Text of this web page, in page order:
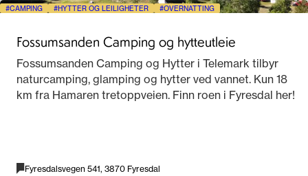
CAMPING HYTTER OG LEILIGHETER OVERNATTING
Fossumsanden Camping og hytteutleie
Fossumsanden Camping og Hytter i Telemark tilbyr
naturcamping, glamping og hytter ved vannet. Kun 18
km fra Hamaren tretoppveien. Finn roen i Fyresdal her!
Fyresdalsvegen 541, 3870 Fyresdal